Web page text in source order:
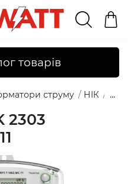
товарів
струму НІК
2303